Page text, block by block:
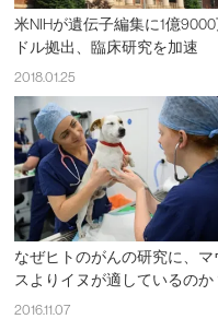
米NIHが遺伝子編集に1億
ドル拠出、臨床研究を加速
2018.01.25
なぜヒトのがんの研究に、マ
スよりイヌが適しているのか
2016.11.07